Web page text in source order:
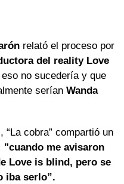
relató el proceso por
del reality Love
no sucedería y que
serían Wanda
cobra” compartió un
me avisaron
Love is blind, pero se
iba serlo”.